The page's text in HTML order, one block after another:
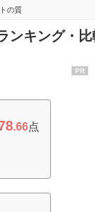
の質
ンキング・
.66点
PR